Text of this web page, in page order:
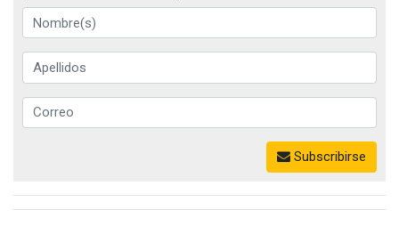
Subscribirse